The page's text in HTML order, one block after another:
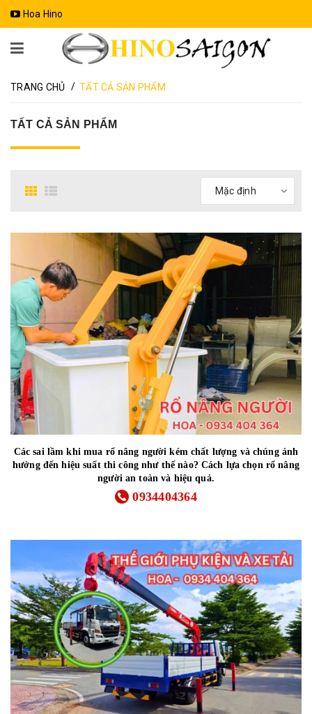
Hoa Hino
TRANG CHỦ / TẤT CẢ SẢN PHẨM
TẤT CẢ SẢN PHẨM
Các sai lầm khi mua rổ nâng người kém chất lượng và chúng ảnh
hưởng đến hiệu suất thi công như thế nào? Cách lựa chọn rổ nâng
người an toàn và hiệu quả.
0934404364